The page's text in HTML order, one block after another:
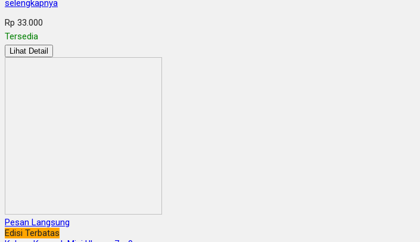
selengkapnya
Rp 33.000
Tersedia
Lihat Detail
Pesan Langsung
Edisi Terbatas